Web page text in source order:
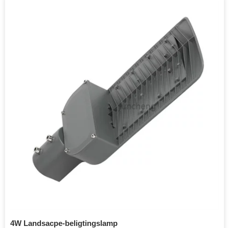
4W Landsacpe-beligtingslamp